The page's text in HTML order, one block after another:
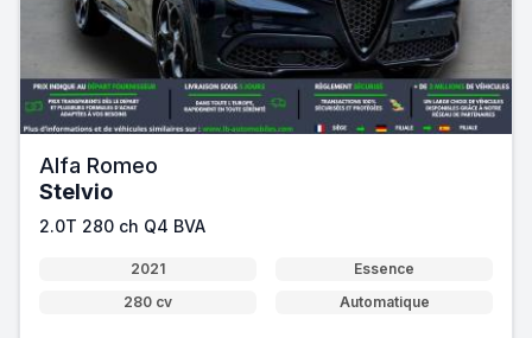
Alfa Romeo
Stelvio
2.0T 280 ch Q4 BVA
2021
Essence
280 cv
Automatique